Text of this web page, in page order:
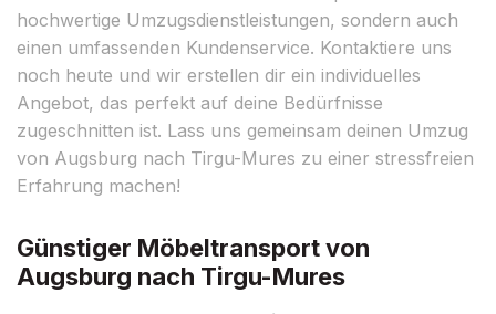
hochwertige Umzugsdienstleistungen, sondern auch
einen umfassenden Kundenservice. Kontaktiere uns
noch heute und wir erstellen dir ein individuelles
Angebot, das perfekt auf deine Bedürfnisse
zugeschnitten ist. Lass uns gemeinsam deinen Umzug
von Augsburg nach Tirgu-Mures zu einer stressfreien
Erfahrung machen!
Günstiger Möbeltransport von
Augsburg nach Tirgu-Mures